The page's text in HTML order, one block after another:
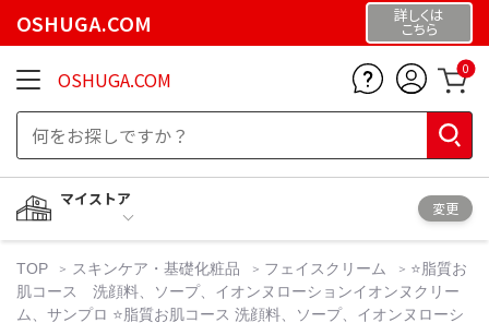
OSHUGA.COM 詳しくは
こちら
OSHUGA.COM 0
マイストア
変更
TOP スキンケア・基礎化粧品 フェイスクリーム
⭐️脂質お
肌コース 洗顔料、ソープ、イオンヌローションイオンヌクリー
ム、サンプロ ⭐️脂質お肌コース 洗顔料、ソープ、イオンヌローシ